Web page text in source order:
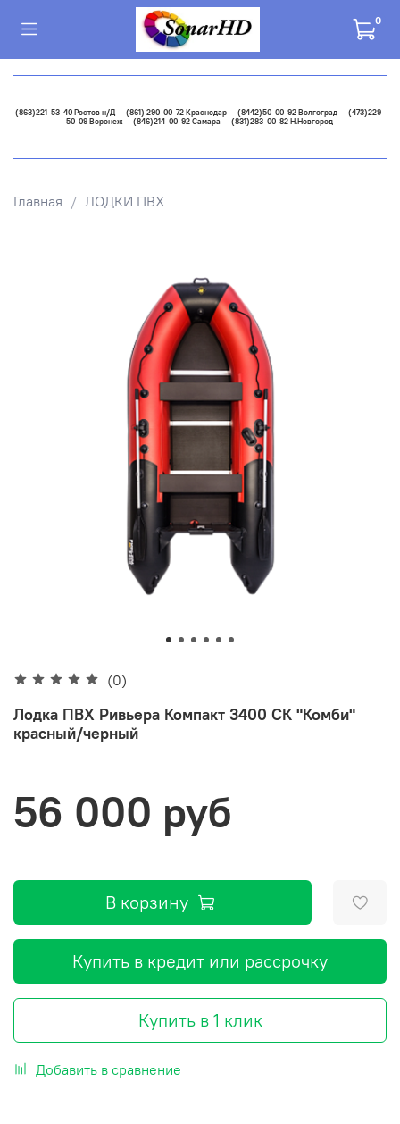
0
(863)221-53-40 Ростов н/Д -- (861) 290-00-72 Краснодар -- (8442)50-00-92 Волгоград -- (473)229-
50-09 Воронеж -- (846)214-00-92 Самара -- (831)283-00-82 Н.Новгород
Главная ЛОДКИ ПВХ
(0)
Лодка ПВХ Ривьера Компакт 3400 СК "Комби"
красный/черный
56 000 руб
В корзину
Купить в кредит или рассрочку
Купить в 1 клик
Добавить в сравнение